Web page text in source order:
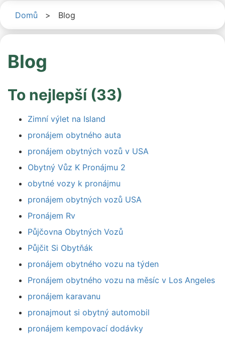
Domů > Blog
Blog
To nejlepší (33)
Zimní výlet na Island
pronájem obytného auta
pronájem obytných vozů v USA
Obytný Vůz K Pronájmu 2
obytné vozy k pronájmu
pronájem obytných vozů USA
Pronájem Rv
Půjčovna Obytných Vozů
Půjčit Si Obytňák
pronájem obytného vozu na týden
Pronájem obytného vozu na měsíc v Los Angeles
pronájem karavanu
pronajmout si obytný automobil
pronájem kempovací dodávky